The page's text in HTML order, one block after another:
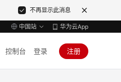
不再显示此消息
中国站 华为云App
控制台 登录 注册